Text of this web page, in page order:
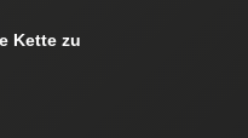
Kette zu